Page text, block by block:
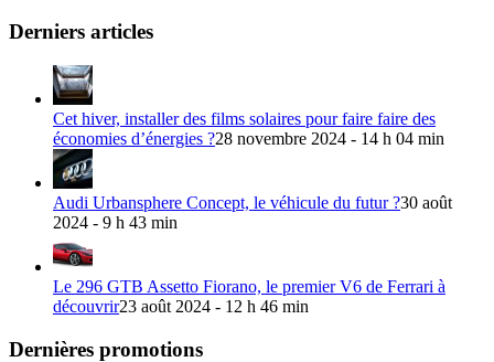
Derniers articles
Cet hiver, installer des films solaires pour faire faire des
économies d’énergies ?28 novembre 2024 - 14 h 04 min
Audi Urbansphere Concept, le véhicule du futur ?30 août
2024 - 9 h 43 min
Le 296 GTB Assetto Fiorano, le premier V6 de Ferrari à
découvrir23 août 2024 - 12 h 46 min
Dernières promotions